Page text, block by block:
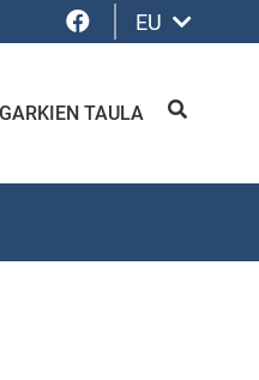
Facebook
EU
TAULA BILATU